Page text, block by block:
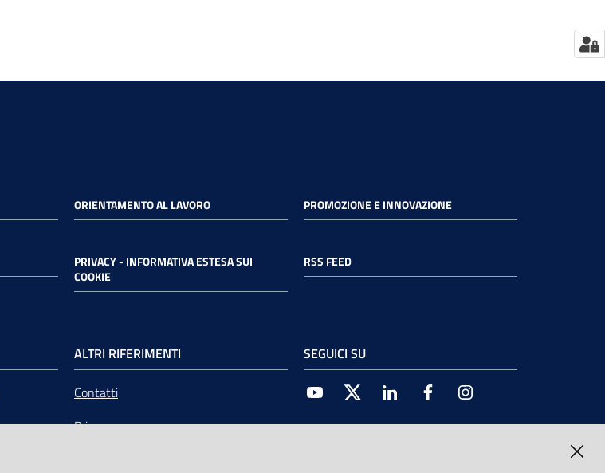
ORIENTAMENTO AL LAVORO PROMOZIONE E INNOVAZIONE
PRIVACY - INFORMATIVA ESTESA SUI
COOKIE
RSS FEED
ALTRI RIFERIMENTI
Contatti
Privacy
SEGUICI SU
Youtube Twitter Linkedin Facebook